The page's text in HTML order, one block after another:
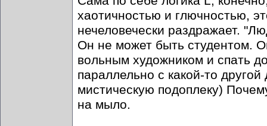
хаотичностью и глючностью,
нечеловечески раздражает.
Он не может быть студентом.
вольным художником и спать
параллельно с какой-то
мистическую подоплеку)
на мыло.